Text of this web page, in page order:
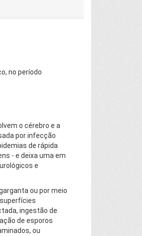
no período
o cérebro e a
por infecção
de rápida
- e deixa uma em
e
ou por meio
ingestão de
de esporos
ou